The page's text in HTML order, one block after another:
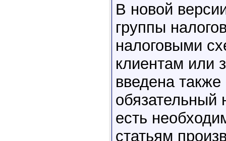
В новой
группы
налоговыми
клиентам или
введена
обязательный
есть
статьям